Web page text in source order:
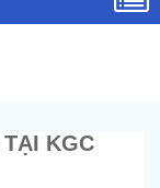
KGC